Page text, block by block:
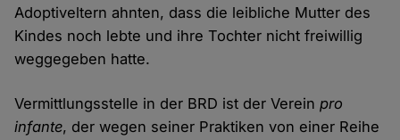
Adoptiveltern ahnten, dass die leibliche Mutter des
Kindes noch lebte und ihre Tochter nicht freiwillig
weggegeben hatte.
Vermittlungsstelle in der BRD ist der Vereinpro
infante, der wegen seiner Praktiken von einer Reihe